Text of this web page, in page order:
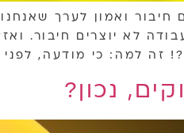
חיבור ואמון לערך
לא יוצרים חיבור.
זה למה: כי מודעה,
נכון?